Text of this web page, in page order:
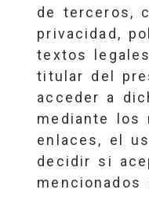
de terceros,
privacidad,
textos
titular del
acceder a
mediante los
enlaces, el
decidir si
mencionados